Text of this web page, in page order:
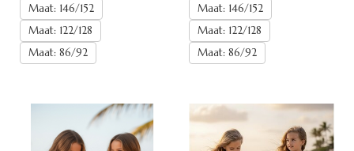
Maat: 146/152
Maat: 122/128
Maat: 86/92
Maat: 146/152
Maat: 122/128
Maat: 86/92